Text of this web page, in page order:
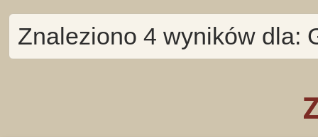
Znaleziono 4 wyników dla: